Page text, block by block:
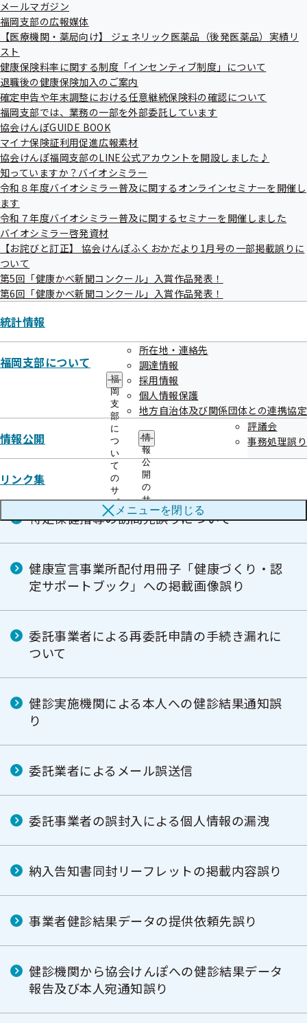
ニ
メールマガジン
福岡支部の広報媒体
【医療機関・薬局向け】 ジェネリック医薬品（後発医薬品）実績リ
スト
健康保険料率に関する制度「インセンティブ制度」について
退職後の健康保険加入のご案内
確定申告や年末調整における任意継続保険料の確認について
福岡支部では、業務の一部を外部委託しています
協会けんぽGUIDE BOOK
マイナ保険証利用促進広報素材
協会けんぽ福岡支部のLINE公式アカウントを開設しました♪
知っていますか？バイオシミラー
令和８年度バイオシミラー普及に関するオンラインセミナーを開催し
ます
令和７年度バイオシミラー普及に関するセミナーを開催しました
バイオシミラー啓発資材
【お詫びと訂正】 協会けんぽふくおかだより1月号の一部掲載誤りに
ついて
第5回「健康かべ新聞コンクール」入賞作品発表！
第6回「健康かべ新聞コンクール」入賞作品発表！
統計情報
福岡支部について
福
岡
支
部
に
つ
い
て
の
サ
ブ
メ
ニ
所在地・連絡先
調達情報
採用情報
個人情報保護
地方自治体及び関係団体との連携協定
情報公開
情
報
公
開
の
サ
ブ
メ
評議会
事務処理誤り
リンク集
メニューを閉じる
合はエラーを表示させるよう仕様変更を実施した。
・システム改修後は、受診者への結果通知と協会への報告
データに相違ないか確認作業を徹底する。
・毎月、受診者への結果通知と協会への報告データが相違な
いか健診の種別ごとに抜粋して確認する。
令和07年度
健診機関が作成した健診結果報告データ及び
本人通知の誤り
申請書送付時の宛名誤りについて
健診機関による本人への健診結果通知誤り
健診機関が作成した健診結果報告データ及び
本人通知の誤り
特定保健指導の訪問先誤りについて
健康宣言事業所配付用冊子「健康づくり・認
定サポートブック」への掲載画像誤り
委託事業者による再委託申請の手続き漏れに
ついて
健診実施機関による本人への健診結果通知誤
り
委託業者によるメール誤送信
委託事業者の誤封入による個人情報の漏洩
納入告知書同封リーフレットの掲載内容誤り
事業者健診結果データの提供依頼先誤り
健診機関から協会けんぽへの健診結果データ
報告及び本人宛通知誤り